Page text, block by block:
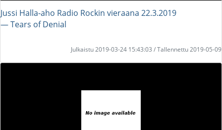
Jussi Halla-aho Radio Rockin vieraana 22.3.2019
― Tears of Denial
Julkaistu 2019-03-24 15:43:03 / Tallennettu 2019-05-09